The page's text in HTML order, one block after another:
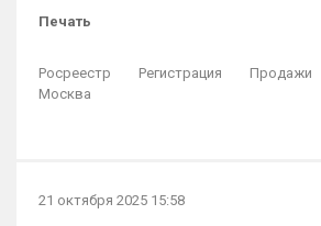
Печать
Росреестр Регистрация Продажи
Москва
21 октября 2025 15:58